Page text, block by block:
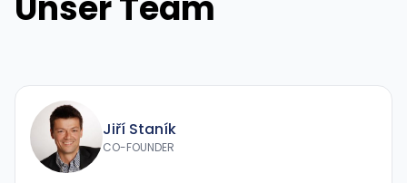
Jiří Staník
CO-FOUNDER